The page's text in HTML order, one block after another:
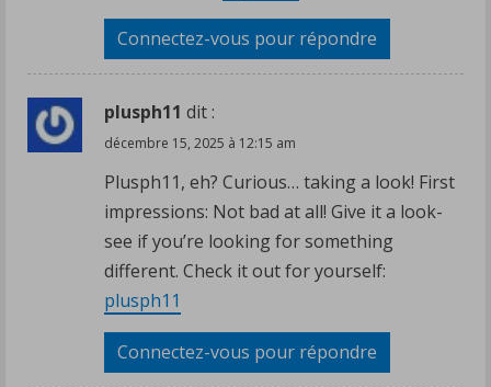
Connectez-vous pour répondre
plusph11 dit :
décembre 15, 2025 à 12:15 am
Plusph11, eh? Curious… taking a look! First
impressions: Not bad at all! Give it a look-
see if you’re looking for something
different. Check it out for yourself:
plusph11
Connectez-vous pour répondre